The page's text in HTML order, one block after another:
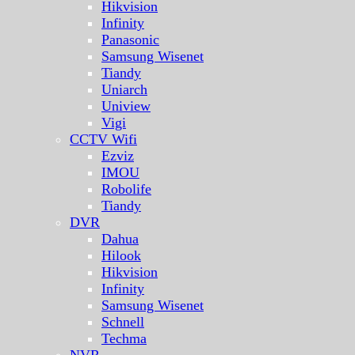
Hikvision
Infinity
Panasonic
Samsung Wisenet
Tiandy
Uniarch
Uniview
Vigi
CCTV Wifi
Ezviz
IMOU
Robolife
Tiandy
DVR
Dahua
Hilook
Hikvision
Infinity
Samsung Wisenet
Schnell
Techma